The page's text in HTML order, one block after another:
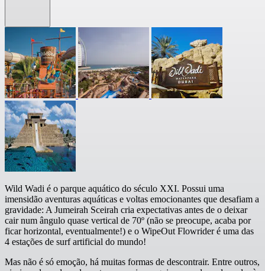
Wild Wadi é o parque aquático do século XXI. Possui uma
imensidão aventuras aquáticas e voltas emocionantes que desafiam a
gravidade: A Jumeirah Sceirah cria expectativas antes de o deixar
cair num ângulo quase vertical de 70º (não se preocupe, acaba por
ficar horizontal, eventualmente!) e o WipeOut Flowrider é uma das
4 estações de surf artificial do mundo!
Mas não é só emoção, há muitas formas de descontrair. Entre outros,